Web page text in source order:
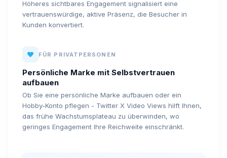
Höheres sichtbares Engagement signalisiert eine
vertrauenswürdige, aktive Präsenz, die Besucher in
Kunden konvertiert.
FÜR PRIVATPERSONEN
Persönliche Marke mit Selbstvertrauen
aufbauen
Ob Sie eine persönliche Marke aufbauen oder ein
Hobby-Konto pflegen - Twitter X Video Views hilft Ihnen,
das frühe Wachstumsplateau zu überwinden, wo
geringes Engagement Ihre Reichweite einschränkt.